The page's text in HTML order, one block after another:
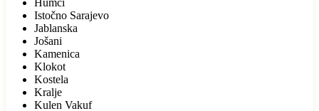
Istočno Sarajevo
Jablanska
Jošani
Kamenica
Klokot
Kostela
Kralje
Kulen Vakuf